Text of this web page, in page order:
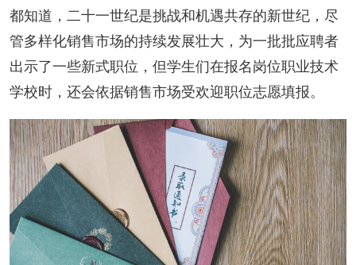
都知道，二十一世纪是挑战和机遇共存的新世纪，尽
管多样化销售市场的持续发展壮大，为一批批应聘者
出示了一些新式职位，但学生们在报名岗位职业技术
学校时，还会依据销售市场受欢迎职位志愿填报。